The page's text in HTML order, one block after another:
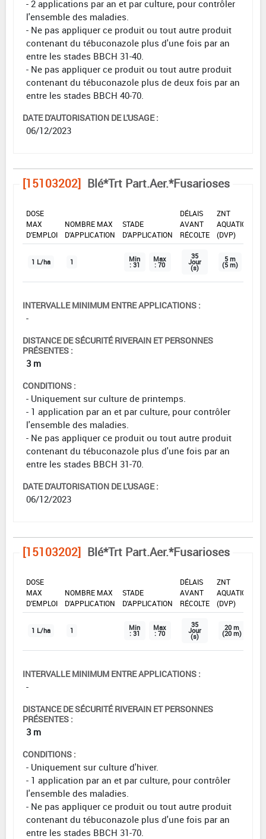
- 2 applications par an et par culture, pour contrôler
l'ensemble des maladies.
- Ne pas appliquer ce produit ou tout autre produit
contenant du tébuconazole plus d'une fois par an
entre les stades BBCH 31-40.
- Ne pas appliquer ce produit ou tout autre produit
contenant du tébuconazole plus de deux fois par an
entre les stades BBCH 40-70.
DATE D'AUTORISATION DE L'USAGE :
06/12/2023
[15103202] Blé*Trt Part.Aer.*Fusarioses
DOSE
MAX
D'EMPLOI
NOMBRE MAX
D'APPLICATION
STADE
D'APPLICATION
DÉLAIS
AVANT
RÉCOLTE
ZNT
AQUATIQUE
(DVP)
1 L/ha 1 Min
: 31
Max
: 70
35
Jour
(s)
5 m
(5 m)
INTERVALLE MINIMUM ENTRE APPLICATIONS :
-
DISTANCE DE SÉCURITÉ RIVERAIN ET PERSONNES
PRÉSENTES :
3 m
CONDITIONS :
- Uniquement sur culture de printemps.
- 1 application par an et par culture, pour contrôler
l'ensemble des maladies.
- Ne pas appliquer ce produit ou tout autre produit
contenant du tébuconazole plus d'une fois par an
entre les stades BBCH 31-70.
DATE D'AUTORISATION DE L'USAGE :
06/12/2023
[15103202] Blé*Trt Part.Aer.*Fusarioses
DOSE
MAX
D'EMPLOI
NOMBRE MAX
D'APPLICATION
STADE
D'APPLICATION
DÉLAIS
AVANT
RÉCOLTE
ZNT
AQUATIQUE
(DVP)
1 L/ha 1 Min
: 31
Max
: 70
35
Jour
(s)
20 m
(20 m)
INTERVALLE MINIMUM ENTRE APPLICATIONS :
-
DISTANCE DE SÉCURITÉ RIVERAIN ET PERSONNES
PRÉSENTES :
3 m
CONDITIONS :
- Uniquement sur culture d'hiver.
- 1 application par an et par culture, pour contrôler
l'ensemble des maladies.
- Ne pas appliquer ce produit ou tout autre produit
contenant du tébuconazole plus d'une fois par an
entre les stades BBCH 31-70.